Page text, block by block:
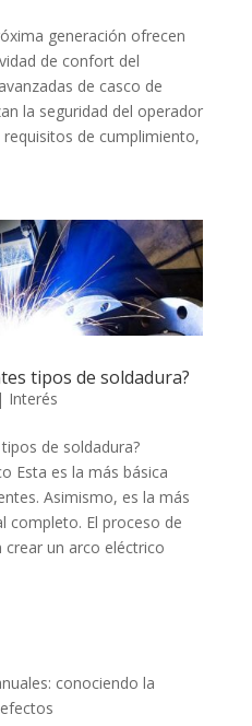
generación ofrecen
de confort del
de casco de
la seguridad del operador
de cumplimiento,
tipos de soldadura?
| Interés
de soldadura?
Esta es la más básica
Asimismo, es la más
completo. El proceso de
un arco eléctrico
conociendo la